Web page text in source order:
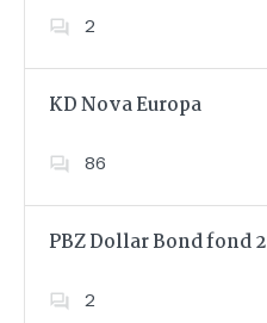
2
KD Nova Europa
86
PBZ Dollar Bond fond 2
2